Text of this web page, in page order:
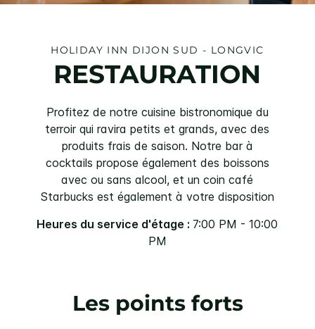
HOLIDAY INN DIJON SUD - LONGVIC
RESTAURATION
Profitez de notre cuisine bistronomique du
terroir qui ravira petits et grands, avec des
produits frais de saison. Notre bar à
cocktails propose également des boissons
avec ou sans alcool, et un coin café
Starbucks est également à votre disposition
Heures du service d'étage : 7:00 PM - 10:00
PM
Les points forts